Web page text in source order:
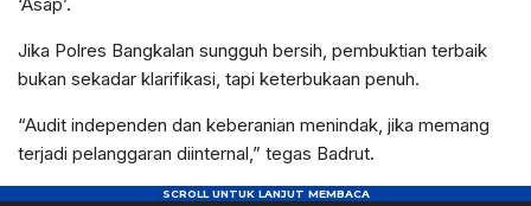
Jika Polres Bangkalan sungguh bersih, pembuktian terbaik
bukan sekadar klarifikasi, tapi keterbukaan penuh.
“Audit independen dan keberanian menindak, jika memang
terjadi pelanggaran diinternal,” tegas Badrut.